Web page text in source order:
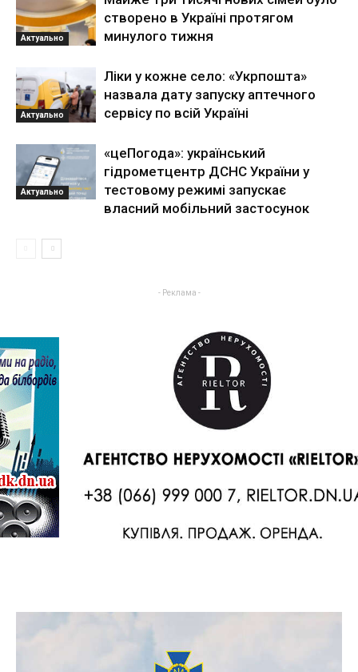
Актуально
створено в Україні протягом
минулого тижня
Актуально
Ліки у кожне село: «Укрпошта»
назвала дату запуску аптечного
сервісу по всій Україні
Актуально
«цеПогода»: український
гідрометцентр ДСНС України у
тестовому режимі запускає
власний мобільний застосунок
- Реклама -